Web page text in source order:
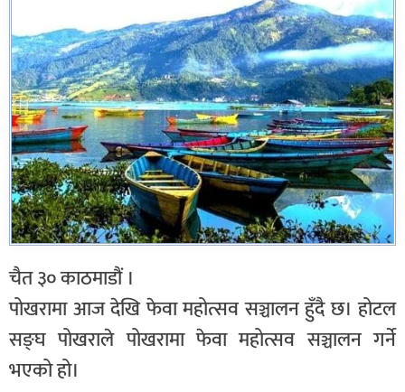
चैत ३० काठमाडौं ।
पोखरामा आज देखि फेवा महोत्सव सञ्चालन हुँदै छ। होटल
सङ्घ पोखराले पोखरामा फेवा महोत्सव सञ्चालन गर्ने
भएको हो।